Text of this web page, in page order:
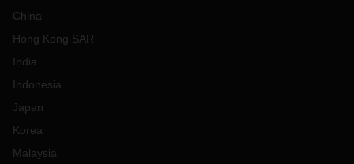
China
Hong Kong SAR
India
Indonesia
Japan
Korea
Malaysia